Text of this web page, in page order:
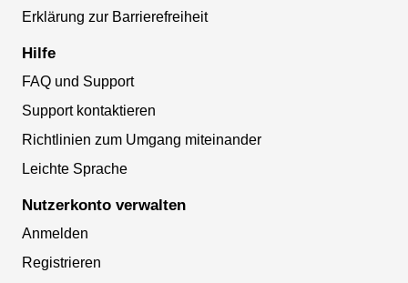
Erklärung zur Barrierefreiheit
Hilfe
FAQ und Support
Support kontaktieren
Richtlinien zum Umgang miteinander
Leichte Sprache
Nutzerkonto verwalten
Anmelden
Registrieren